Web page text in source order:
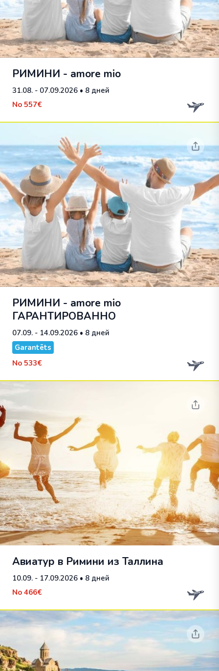
РИМИНИ - amore mio
31.08. - 07.09.2026 • 8 дней
No 557€
РИМИНИ - amore mio
ГАРАНТИРОВАННО
07.09. - 14.09.2026 • 8 дней
Garantēts
No 533€
Авиатур в Римини из Таллина
10.09. - 17.09.2026 • 8 дней
No 466€